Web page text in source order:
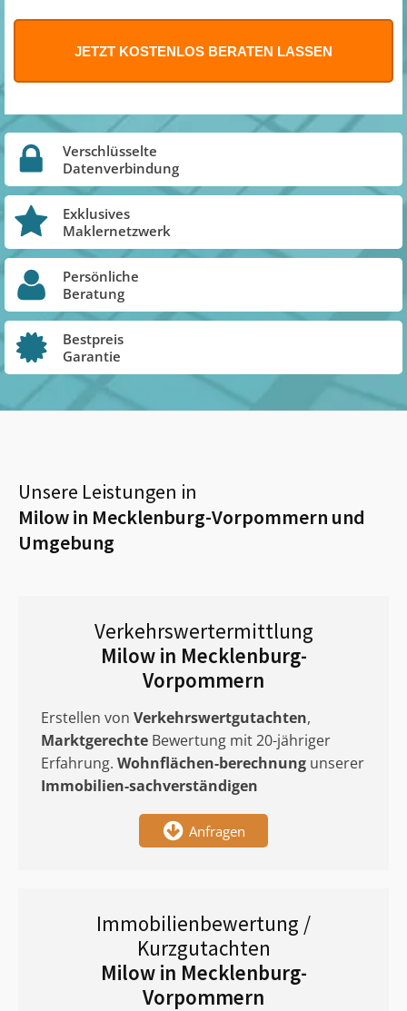
Verschlüsselte
Datenverbindung
Exklusives
Maklernetzwerk
Persönliche
Beratung
Bestpreis
Garantie
Unsere Leistungen in
Milow in Mecklenburg-Vorpommern und
Umgebung
Verkehrswertermittlung
Milow in Mecklenburg-
Vorpommern
Erstellen von Verkehrswertgutachten,
Marktgerechte Bewertung mit 20-jähriger
Erfahrung. Wohnflächen-berechnung unserer
Immobilien-sachverständigen
Anfragen
Immobilienbewertung /
Kurzgutachten
Milow in Mecklenburg-
Vorpommern